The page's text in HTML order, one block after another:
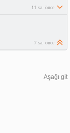
11 sa. önce
7 sa. önce
Aşağı git